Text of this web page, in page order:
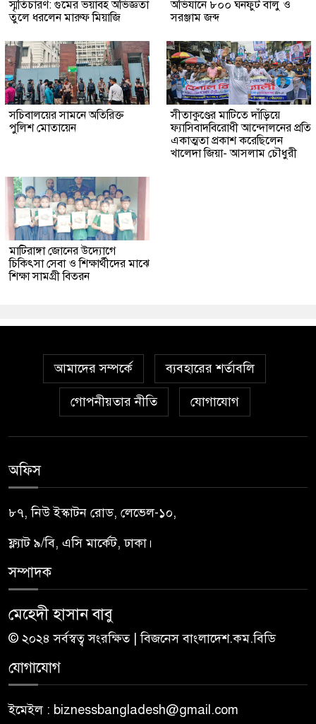
স্মৃতিচারণ: গুমের ভয়াবহ অভিজ্ঞতা
তুলে ধরলেন মারুফ মিয়াজি
অভিযানে ৮০০ ঘনফুট বালু ও
সরঞ্জাম জব্দ
সচিবালয়ের সামনে অতিরিক্ত
পুলিশ মোতায়েন
সীতাকুণ্ডের মাটিতে দাঁড়িয়ে
ফ্যাসিবাদবিরোধী আন্দোলনের প্রতি
একাত্মতা প্রকাশ করেছিলেন
খালেদা জিয়া- আসলাম চৌধুরী
মাটিরাঙ্গা জোনের উদ্যোগে
চিকিৎসা সেবা ও শিক্ষার্থীদের মাঝে
শিক্ষা সামগ্রী বিতরন
আমাদের সম্পর্কে ব্যবহারের শর্তাবলি
গোপনীয়তার নীতি যোগাযোগ
অফিস
৮৭, নিউ ইস্কাটন রোড, লেভেল-১০,
ফ্ল্যাট ৯/বি, এসি মার্কেট, ঢাকা।
সম্পাদক
মেহেদী হাসান বাবু
© ২০২৪ সর্বস্বত্ব সংরক্ষিত | বিজনেস বাংলাদেশ.কম.বিডি
যোগাযোগ
ইমেইল : biznessbangladesh@gmail.com